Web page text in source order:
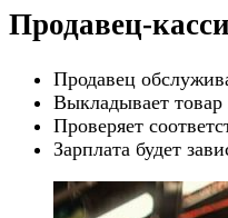
Продавец-
Продавец
Выкладывает товар
Проверяет
Зарплата будет